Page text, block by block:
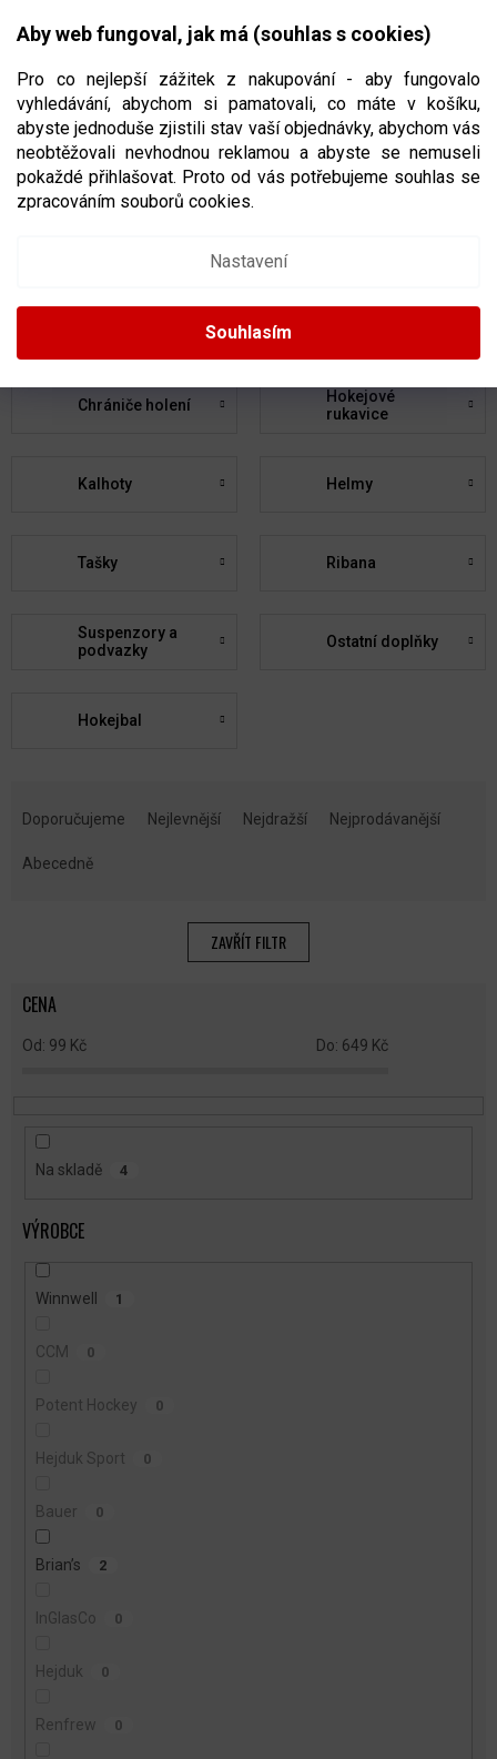
Aby web fungoval, jak má (souhlas s cookies)
Pro co nejlepší zážitek z nakupování - aby fungovalo
vyhledávání, abychom si pamatovali, co máte v košíku,
abyste jednoduše zjistili stav vaší objednávky, abychom vás
neobtěžovali nevhodnou reklamou a abyste se nemuseli
pokaždé přihlašovat. Proto od vás potřebujeme souhlas se
zpracováním souborů cookies.
Nastavení
Souhlasím
CZK
NÁKUPNÍ
HOKEJOVÁ VÝSTROJ
Chrániče holení
Hokejové
rukavice
Kalhoty Helmy
Tašky Ribana
Suspenzory a
podvazky
Ostatní doplňky
Hokejbal
Doporučujeme Nejlevnější Nejdražší Nejprodávanější
Abecedně
ZAVŘÍT FILTR
CENA
99 Kč 649 Kč
Na skladě 4
VÝROBCE
Winnwell 1
CCM 0
Potent Hockey 0
Hejduk Sport 0
Bauer 0
Brian’s 2
InGlasCo 0
Hejduk 0
Renfrew 0